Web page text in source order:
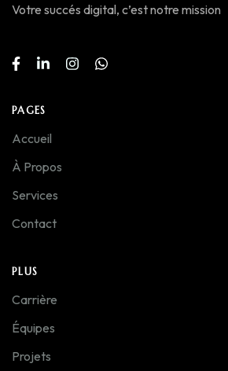
Votre succés digital, c’est notre mission
PAGES
Accueil
À Propos
Services
Contact
PLUS
Carrière
Équipes
Projets